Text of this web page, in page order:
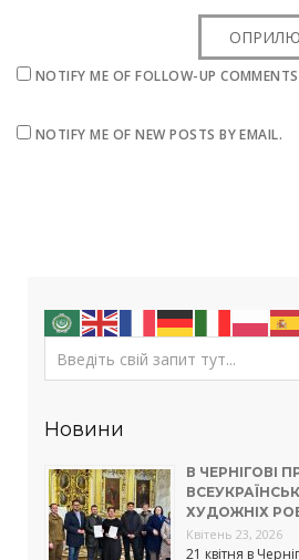
NOTIFY ME OF FOLLOW-UP
NOTIFY ME OF NEW POSTS BY EMAIL.
Новини
В ЧЕРНІГОВІ
ХУДОЖНІХ
Квітень 23, 2026
21 квітня в